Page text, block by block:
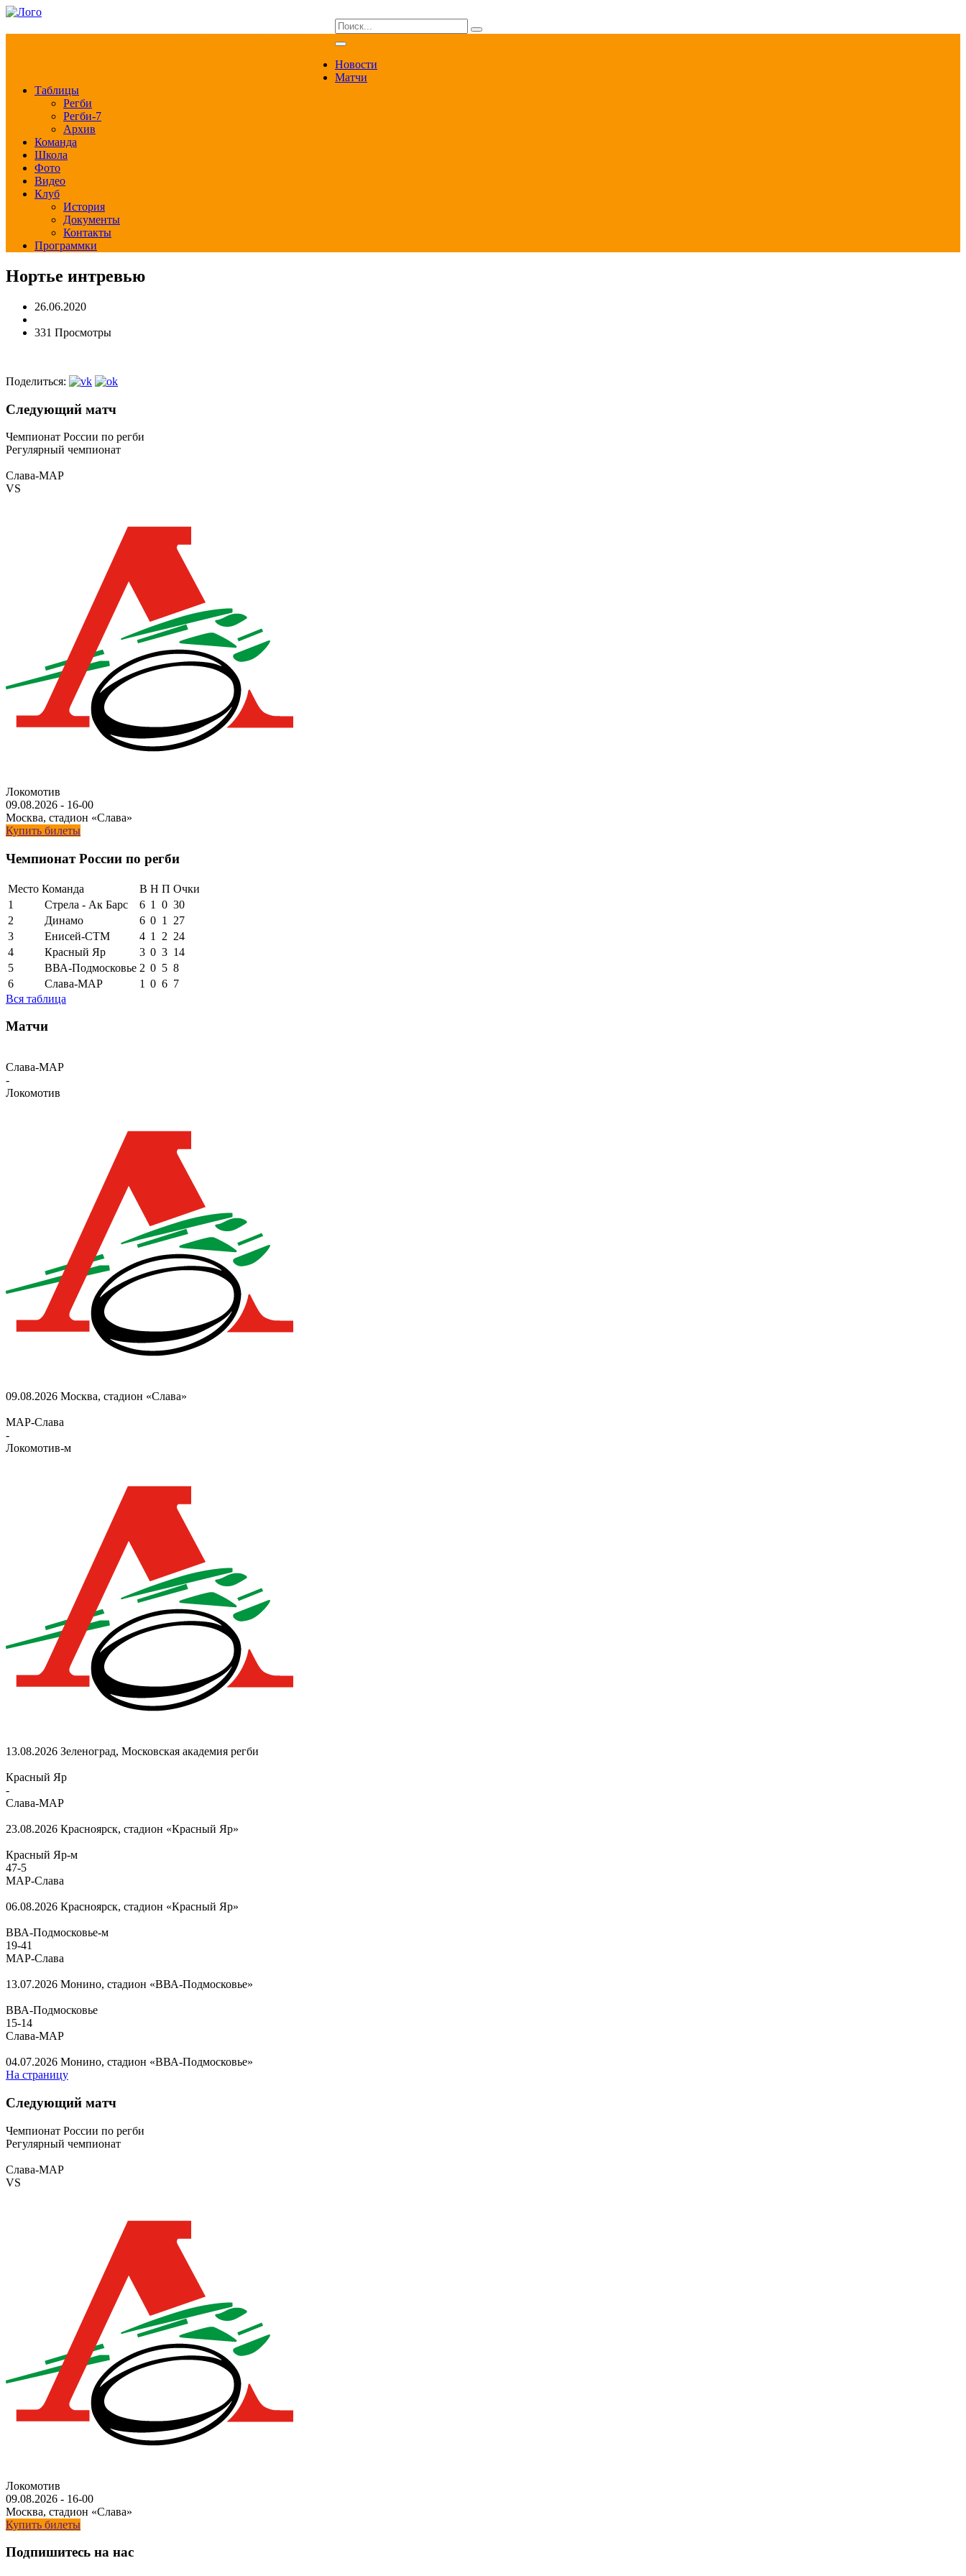
Новости
Матчи
Таблицы
Регби
Регби-7
Архив
Команда
Школа
Фото
Видео
Клуб
История
Документы
Контакты
Программки
Нортье интревью
26.06.2020
331 Просмотры
Поделиться:
Следующий матч
Чемпионат России по регби
Регулярный чемпионат
Слава-МАР
VS
Локомотив
09.08.2026 - 16-00
Москва, стадион «Слава»
Купить билеты
Чемпионат России по регби
Место Команда В Н П Очки
1
Стрела - Ак Барс 6 1 0 30
2
Динамо 6 0 1
27
3
Енисей-СТМ 4 1 2 24
4
Красный Яр 3 0 3 14
5
ВВА-Подмосковье 2 0 5 8
6
Слава-МАР 1 0 6 7
Вся таблица
Матчи
Слава-МАР
-
Локомотив
09.08.2026 Москва, стадион «Слава»
МАР-Слава
-
Локомотив-м
13.08.2026 Зеленоград, Московская академия регби
Красный Яр
-
Слава-МАР
23.08.2026 Красноярск, стадион «Красный Яр»
Красный Яр-м
47-5
МАР-Слава
06.08.2026 Красноярск, стадион «Красный Яр»
ВВА-Подмосковье-м
19-41
МАР-Слава
13.07.2026 Монино, стадион «ВВА-Подмосковье»
ВВА-Подмосковье
15-14
Слава-МАР
04.07.2026 Монино, стадион «ВВА-Подмосковье»
На страницу
Следующий матч
Чемпионат России по регби
Регулярный чемпионат
Слава-МАР
VS
Локомотив
09.08.2026 - 16-00
Москва, стадион «Слава»
Купить билеты
Подпишитесь на нас